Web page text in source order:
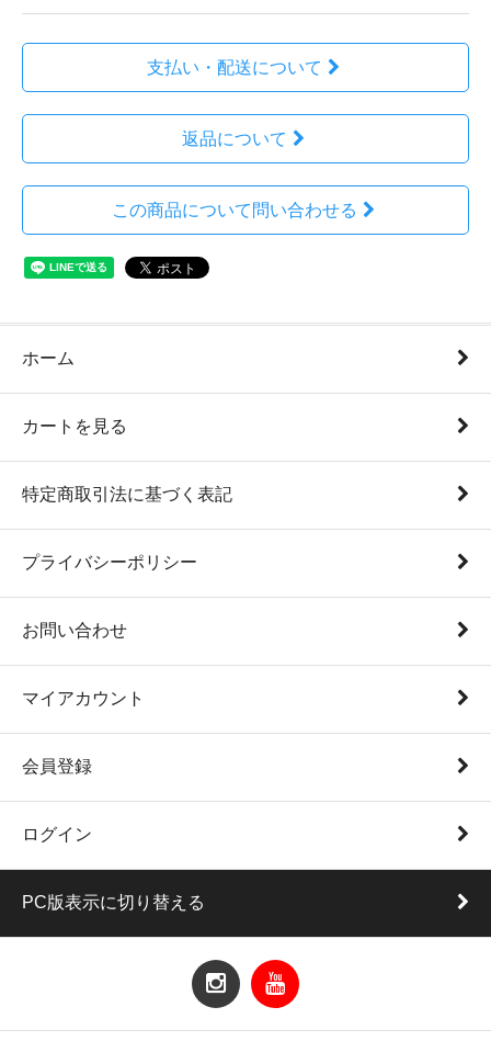
支払い・配送について
返品について
この商品について問い合わせる
ホーム
カートを見る
特定商取引法に基づく表記
プライバシーポリシー
お問い合わせ
マイアカウント
会員登録
ログイン
PC版表示に切り替える